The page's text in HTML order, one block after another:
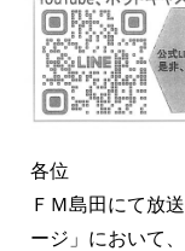
各位
ＦＭ島田にて放
ージ」において